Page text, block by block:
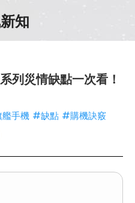
知
列災情缺點一次看！
手機 #缺點 #購機訣竅